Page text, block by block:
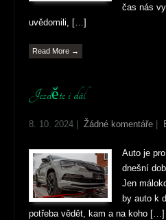
čas nás
uvědomili, […]
Read More →
Jezděte i dál
8. 10. 2024 |Žádné komentáře
Auto je
dnešní
Jen
by auto k
potřeba vědět, kam a na koho […]